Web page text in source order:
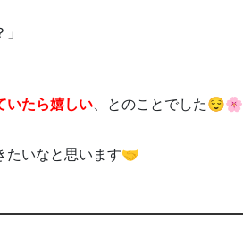
いたら嬉しい、とのことでした😌🌸
たいなと思います🤝